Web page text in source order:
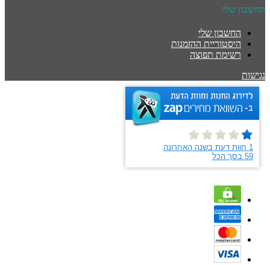
החשבון שלי
החשבון שלי
היסטוריית ההזמנות
רשימת תפוצה
נגישות